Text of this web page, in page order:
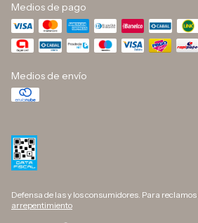
Medios de pago
Medios de envío
Defensa de las y los consumidores. Para reclamos
arrepentimiento